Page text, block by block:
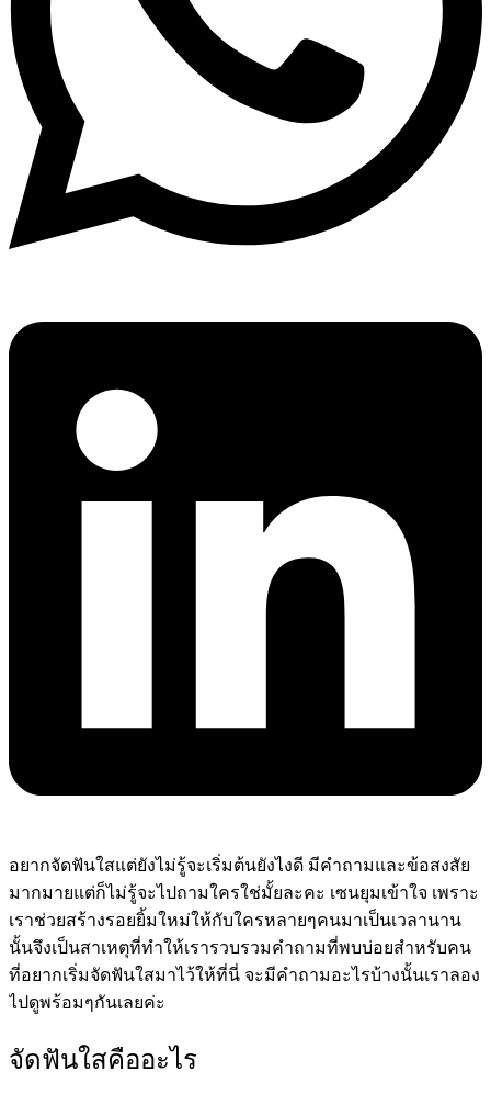
อยากจัดฟันใสแต่ยังไม่รู้จะเริ่มต้นยังไงดี มีคำถามและข้อสงสัย
มากมายแต่ก็ไม่รู้จะไปถามใครใช่มั้ยละคะ เซนยุมเข้าใจ เพราะ
เราช่วยสร้างรอยยิ้มใหม่ให้กับใครหลายๆคนมาเป็นเวลานาน
นั้นจึงเป็นสาเหตุที่ทำให้เรารวบรวมคำถามที่พบบ่อยสำหรับคน
ที่อยากเริ่มจัดฟันใสมาไว้ให้ที่นี่ จะมีคำถามอะไรบ้างนั้นเราลอง
ไปดูพร้อมๆกันเลยค่ะ
จัดฟันใสคืออะไร